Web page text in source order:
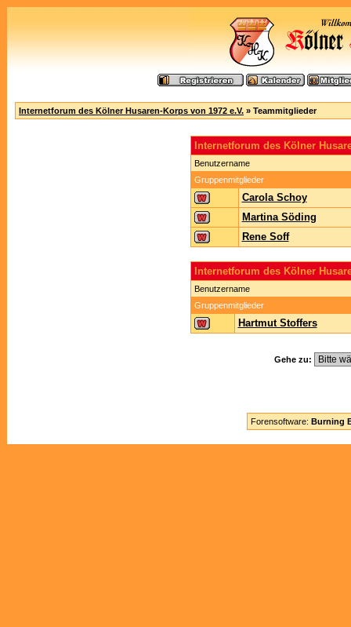
Internetforum des Kölner Husaren-Korps von 1972 e.V. » Teammitglieder
Internetforum des Kölner
Benutzername
Gruppenmitglieder
Carola Schoy
Martina Söding
Rene Soff
Internetforum des Kölner
Benutzername
Gruppenmitglieder
Hartmut Stoffers
Gehe zu:
Forensoftware: Burning